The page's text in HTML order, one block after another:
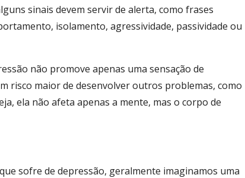
sinais devem servir de alerta, como frases
isolamento, agressividade, passividade ou
não promove apenas uma sensação de
risco maior de desenvolver outros problemas, como
ela não afeta apenas a mente, mas o corpo de
sofre de depressão, geralmente imaginamos uma